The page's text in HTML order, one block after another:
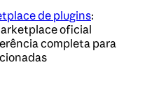
de plugins:
oficial
completa para